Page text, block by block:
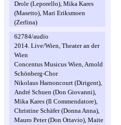
Drole (Leporello), Mika Kares
(Masetto), Mari Eriksmoen
(Zerlina)
62784/audio
2014. Live/Wien, Theater an der
Wien
Concentus Musicus Wien, Arnold
Schönberg-Chor
Nikolaus Harnoncourt (Dirigent),
André Schuen (Don Giovanni),
Mika Kares (Il Commendatore),
Christine Schäfer (Donna Anna),
Mauro Peter (Don Ottavio), Maite